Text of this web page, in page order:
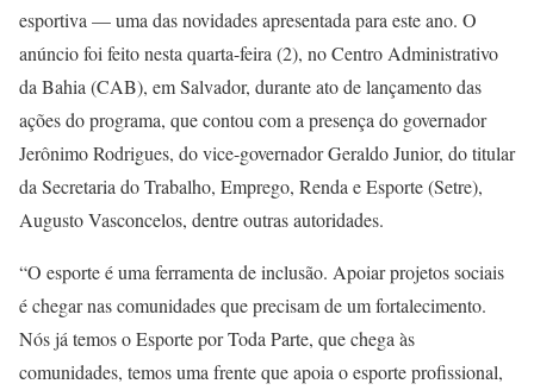
esportiva — uma das novidades apresentada para este ano. O
anúncio foi feito nesta quarta-feira (2), no Centro Administrativo
da Bahia (CAB), em Salvador, durante ato de lançamento das
ações do programa, que contou com a presença do governador
Jerônimo Rodrigues, do vice-governador Geraldo Junior, do titular
da Secretaria do Trabalho, Emprego, Renda e Esporte (Setre),
Augusto Vasconcelos, dentre outras autoridades.
“O esporte é uma ferramenta de inclusão. Apoiar projetos sociais
é chegar nas comunidades que precisam de um fortalecimento.
Nós já temos o Esporte por Toda Parte, que chega às
comunidades, temos uma frente que apoia o esporte profissional,